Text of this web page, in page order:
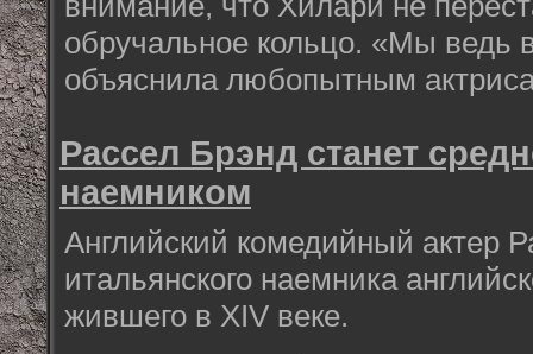
обручальное кольцо. «Мы ведь
объяснила любопытным
Рассел Брэнд станет
наемником
Английский комедийный актер
итальянского наемника
жившего в XIV веке.